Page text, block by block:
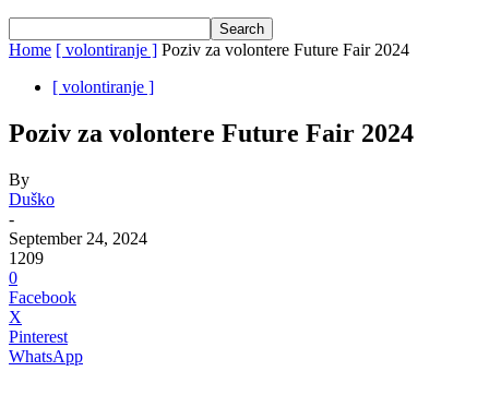
Home [ volontiranje ] Poziv za volontere Future Fair 2024
[ volontiranje ]
Poziv za volontere Future Fair 2024
By
Duško
-
September 24, 2024
1209
0
Facebook
X
Pinterest
WhatsApp